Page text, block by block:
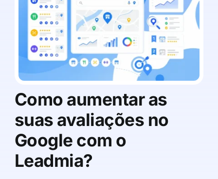
Como aumentar as
suas avaliações no
Google com o
Leadmia?